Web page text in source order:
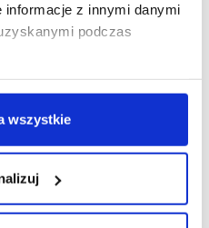
informacje z innymi danymi
podczas
wszystkie